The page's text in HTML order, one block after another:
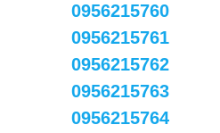
0956215760
0956215761
0956215762
0956215763
0956215764